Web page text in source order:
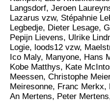
Langsdorf, Jeroen
Lazarus vzw, Stépahnie
Legbedje, Dieter Lesage,
Pepijn Lievens, Ulrike
Logie, loods12 vzw,
Ico Maly, Manyone, Hans
Kobe Matthys, Kate
Meessen, Christophe
Meiresonne, Franc
An Mertens, Peter